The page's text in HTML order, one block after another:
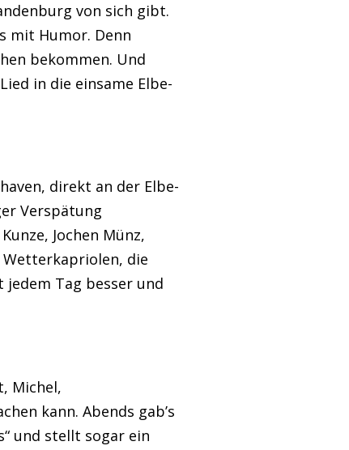
von sich gibt.
mit Humor. Denn
bekommen. Und
in die einsame Elbe-
direkt an der Elbe-
Verspätung
Jochen Münz,
Wetterkapriolen, die
Tag besser und
Michel,
kann. Abends gab’s
und stellt sogar ein